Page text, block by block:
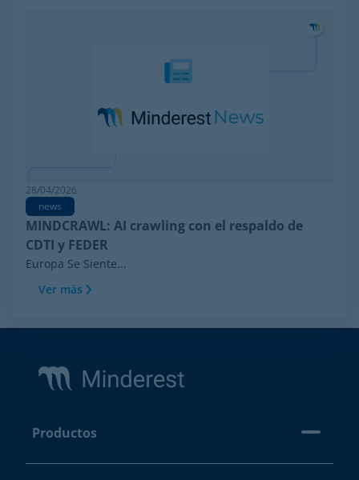
28/04/2026
news
MINDCRAWL: AI crawling con el respaldo de
CDTI y FEDER
Europa Se Siente...
Ver más
Productos